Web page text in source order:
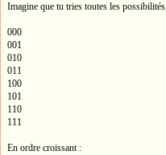
Imagine que tu tries toutes les possibilités,
000
001
010
011
100
101
110
111
En ordre croissant :